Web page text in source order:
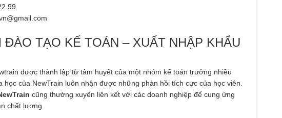
99
ĐÀO TẠO KẾ TOÁN – XUẤT NHẬP KHẨU
được thành lập từ tâm huyết của một nhóm kế toán trưởng nhiều
học của NewTrain luôn nhận được những phản hồi tích cực của học viên.
cũng thường xuyên liên kết với các doanh nghiệp để cung ứng
chất lượng.